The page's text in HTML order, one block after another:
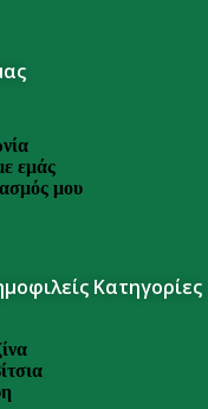
εμάς
μου
Κατηγορίες